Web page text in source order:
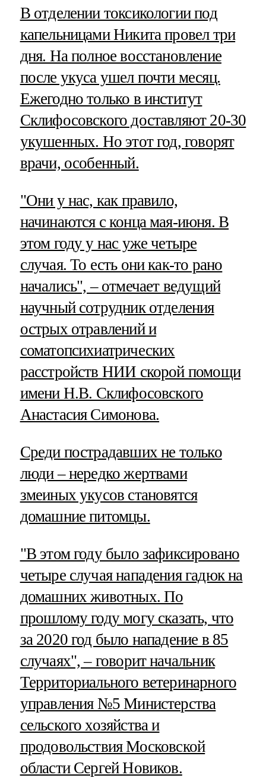
В отделении токсикологии под
капельницами Никита провел три
дня. На полное восстановление
после укуса ушел почти месяц.
Ежегодно только в институт
Склифосовского доставляют 20-30
укушенных. Но этот год, говорят
врачи, особенный.
"Они у нас, как правило,
начинаются с конца мая-июня. В
этом году у нас уже четыре
случая. То есть они как-то рано
начались", – отмечает ведущий
научный сотрудник отделения
острых отравлений и
соматопсихиатрических
расстройств НИИ скорой помощи
имени Н.В. Склифосовского
Анастасия Симонова.
Среди пострадавших не только
люди – нередко жертвами
змеиных укусов становятся
домашние питомцы.
"В этом году было зафиксировано
четыре случая нападения гадюк на
домашних животных. По
прошлому году могу сказать, что
за 2020 год было нападение в 85
случаях", – говорит начальник
Территориального ветеринарного
управления №5 Министерства
сельского хозяйства и
продовольствия Московской
области Сергей Новиков.